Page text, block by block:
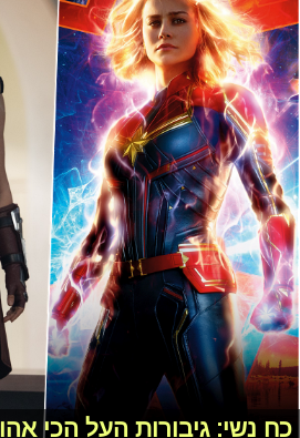
כח נשי: גיבורות העל הכי